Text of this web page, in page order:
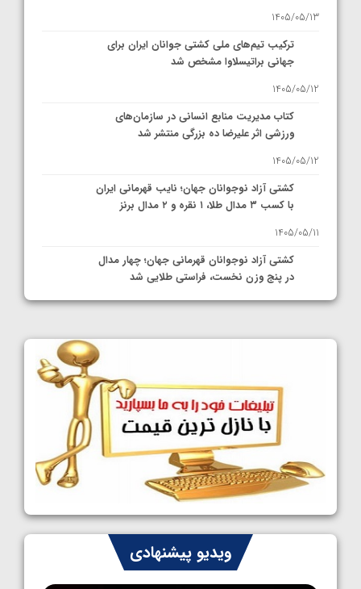
1405/05/13
ترکیب تیم‌های ملی کشتی جوانان ایران برای
جهانی براتیسلاوا مشخص شد
1405/05/12
کتاب مدیریت منابع انسانی در سازمان‌های
ورزشی اثر علیرضا ده بزرگی منتشر شد
1405/05/12
کشتی آزاد نوجوانان جهان؛ نایب قهرمانی ایران
با کسب ۳ مدال طلا، ۱ نقره و ۲ مدال برنز
1405/05/11
کشتی آزاد نوجوانان قهرمانی جهان؛ چهار مدال
در پنج وزن نخست، فراستی طلایی شد
1405/05/11
کشتی آزاد نوجوانان جهان؛ رقبای نمایندگان
ایران مشخص شدند
1405/05/08
کشتی فرنگی نوجوانان جهان؛ سکوی تیمی
سوم برای ایران
1405/05/07
ایران چشم به راه چهار مدال در پنج وزن دوم
کشتی فرنگی نوجوانان جهانویدیو پیشنهادی